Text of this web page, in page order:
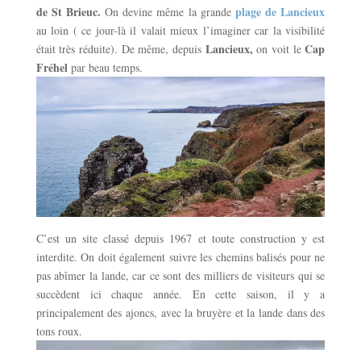
de St Brieuc. On devine même la grande plage de Lancieux
au loin ( ce jour-là il valait mieux l’imaginer car la visibilité
était très réduite). De même, depuis Lancieux, on voit leCap
Fréhelpar beau temps.
C’est un site classé depuis 1967 et toute construction y est
interdite. On doit également suivre les chemins balisés pour ne
pas abîmer la lande, car ce sont des milliers de visiteurs qui se
succèdent ici chaque année. En cette saison, il y a
principalement des ajoncs, avec la bruyère et la lande dans des
tons roux.